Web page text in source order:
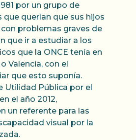
por un grupo de
que querían que sus hijos
problemas graves de
que ir a estudiar a los
que la ONCE tenía en
Valencia, con el
que esto suponía.
Utilidad Pública por el
el año 2012,
un referente para las
visual por la